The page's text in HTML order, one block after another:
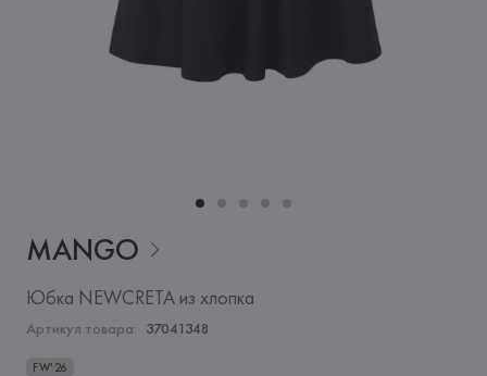
MANGO
Юбка NEWCRETA из хлопка
Артикул товара: 37041348
FW'26